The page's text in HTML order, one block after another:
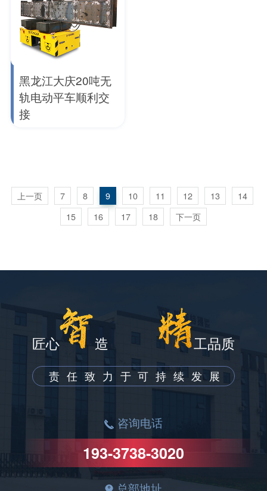
黑龙江大庆20吨无
轨电动平车顺利交
接
上一页 7 8 9 10 11 12 13
14
15
16 17 18 下一页
匠心 造 工品质
责任致力于可持续发展
咨询电话
193-3738-3020
总部地址